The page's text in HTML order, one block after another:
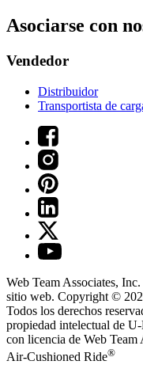
Asociarse con
Vendedor
Distribuidor
Transportista de
Web Team Associates,
sitio web. Copyright ©
Todos los derechos
propiedad intelectual de U-
con licencia de Web Team
Air-Cushioned Ride®